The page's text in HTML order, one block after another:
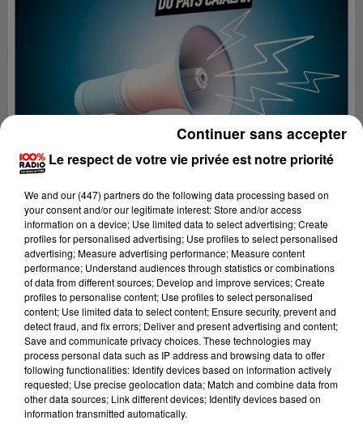
Lecture (4 min 18 sec)
100%
100% Radio les infos du Pays Catalan
Le respect de votre vie privée est notre priorité
We and our (447) partnersdo the following data processing based on
your consent and/or our legitimate interest: Store and/or access
information on a device; Use limited data to select advertising; Create
profiles for personalised advertising; Use profiles to select personalised
advertising; Measure advertising performance; Measure content
performance; Understand audiences through statistics or combinations
of data from different sources; Develop and improve services; Create
profiles to personalise content; Use profiles to select personalised
content; Use limited data to select content; Ensure security, prevent and
detect fraud, and fix errors; Deliver and present advertising and content;
Save and communicate privacy choices. These technologies may
process personal data such as IP address and browsing data to offer
following functionalities: Identify devices based on information actively
requested; Use precise geolocation data; Match and combine data from
other data sources; Link different devices; Identify devices based on
information transmitted automatically.
Continuer sans accepter